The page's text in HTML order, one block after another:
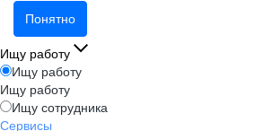
Понятно
Ищу работу
Ищу работу
Ищу работу
Ищу сотрудника
Сервисы